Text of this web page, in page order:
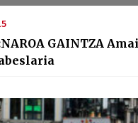
GAINTZA